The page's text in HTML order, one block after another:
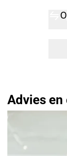
Advies